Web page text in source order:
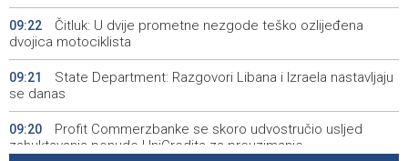
09:22
Čitluk: U dvije prometne nezgode teško ozlijeđena
dvojica motociklista
09:21
State Department: Razgovori Libana i Izraela nastavljaju
se danas
09:20
Profit Commerzbanke se skoro udvostručio usljed
zahuktavanja ponude UniCredita za preuzimanje